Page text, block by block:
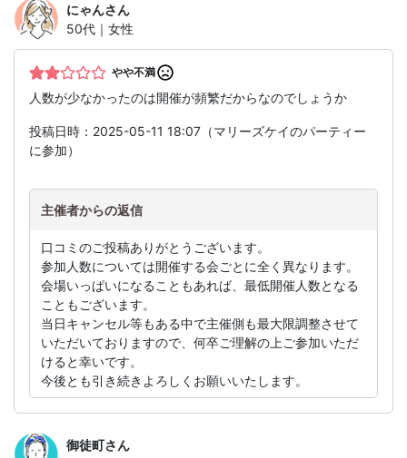
にゃんさん
50代｜女性
やや不満
人数が少なかったのは開催が頻繁だからなのでしょうか
投稿日時：2025-05-11 18:07（マリーズケイのパーティー
に参加）
主催者からの返信
口コミのご投稿ありがとうございます。
参加人数については開催する会ごとに全く異なります。
会場いっぱいになることもあれば、最低開催人数となる
こともございます。
当日キャンセル等もある中で主催側も最大限調整させて
いただいておりますので、何卒ご理解の上ご参加いただ
けると幸いです。
今後とも引き続きよろしくお願いいたします。
御徒町さん